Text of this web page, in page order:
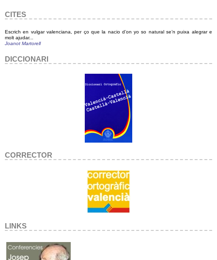
CITES
Escrich en vulgar valenciana, per ço que la nacio d’on yo so natural se’n puixa alegrar e
molt ajudar...
Joanot Martorell
DICCIONARI
CORRECTOR
LINKS